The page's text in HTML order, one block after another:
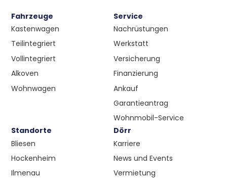
Fahrzeuge
Kastenwagen
Teilintegriert
Vollintegriert
Alkoven
Wohnwagen
Service
Nachrüstungen
Werkstatt
Versicherung
Finanzierung
Ankauf
Garantieantrag
Wohnmobil-Service
Standorte
Bliesen
Hockenheim
Ilmenau
Dörr
Karriere
News und Events
Vermietung